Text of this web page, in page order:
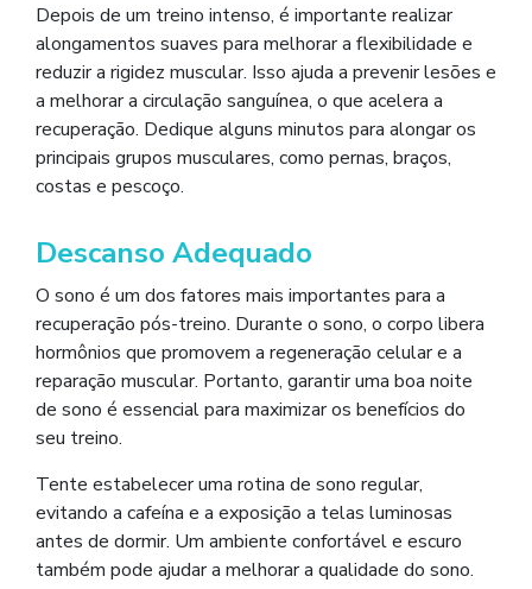
Depois de um treino intenso, é importante realizar
alongamentos suaves para melhorar a flexibilidade e
reduzir a rigidez muscular. Isso ajuda a prevenir lesões e
a melhorar a circulação sanguínea, o que acelera a
recuperação. Dedique alguns minutos para alongar os
principais grupos musculares, como pernas, braços,
costas e pescoço.
Descanso Adequado
O sono é um dos fatores mais importantes para a
recuperação pós-treino. Durante o sono, o corpo libera
hormônios que promovem a regeneração celular e a
reparação muscular. Portanto, garantir uma boa noite
de sono é essencial para maximizar os benefícios do
seu treino.
Tente estabelecer uma rotina de sono regular,
evitando a cafeína e a exposição a telas luminosas
antes de dormir. Um ambiente confortável e escuro
também pode ajudar a melhorar a qualidade do sono.